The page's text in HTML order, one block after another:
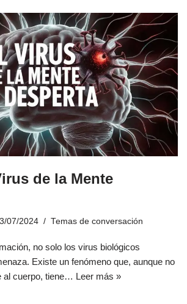
de la Mente
07/2024 Temas de conversación
no solo los virus biológicos
Existe un fenómeno que, aunque no
al cuerpo, tiene… Leer más »